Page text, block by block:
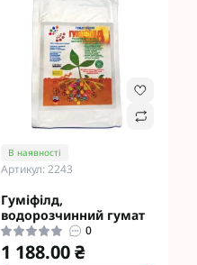
В наявності
Артикул: 2243
Гуміфілд,
водорозчинний гумат
0
1 188.00 ₴